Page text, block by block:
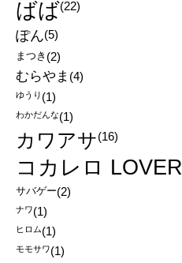
ばば(22)
ぽん(5)
まつき (2)
むらやま (4)
ゆうり (1)
わかだんな(1)
カワアサ(16)
コカレロ LOVER
サバゲー(2)
ナワ(1)
ヒロム(1)
モモサワ(1)